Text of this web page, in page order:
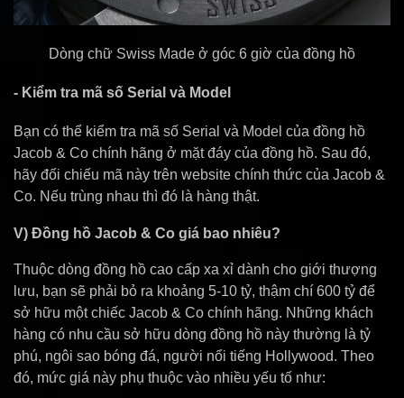
Dòng chữ Swiss Made ở góc 6 giờ của đồng hồ
- Kiểm tra mã số Serial và Model
Bạn có thể kiểm tra mã số Serial và Model của đồng hồ
Jacob & Co chính hãng ở mặt đáy của đồng hồ. Sau đó,
hãy đối chiếu mã này trên website chính thức của Jacob &
Co. Nếu trùng nhau thì đó là hàng thật.
V) Đồng hồ Jacob & Co giá bao nhiêu?
Thuộc dòng đồng hồ cao cấp xa xỉ dành cho giới thượng
lưu, bạn sẽ phải bỏ ra khoảng 5-10 tỷ, thậm chí 600 tỷ để
sở hữu một chiếc Jacob & Co chính hãng. Những khách
hàng có nhu cầu sở hữu dòng đồng hồ này thường là tỷ
phú, ngôi sao bóng đá, người nổi tiếng Hollywood. Theo
đó, mức giá này phụ thuộc vào nhiều yếu tố như: